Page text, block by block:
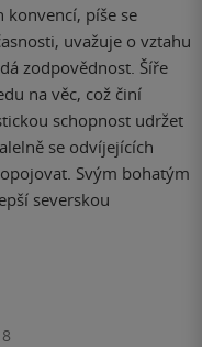
konvencí, píše se
uvažuje o vztahu
zodpovědnost. Šíře
na věc, což činí
schopnost udržet
se odvíjejících
Svým bohatým
severskou